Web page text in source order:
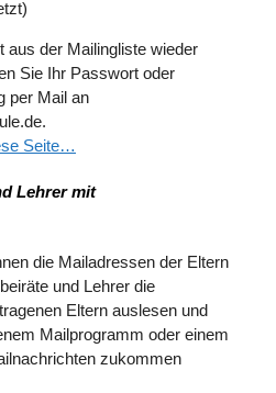
aus der Mailingliste wieder
Sie Ihr Passwort oder
per Mail an
Seite…
Lehrer mit
die Mailadressen der Eltern
und Lehrer die
Eltern auslesen und
Mailprogramm oder einem
zukommen